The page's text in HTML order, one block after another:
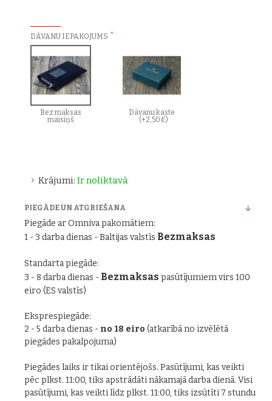
Krājumi: Ir noliktavā
DĀVANU IEPAKOJUMS
Bez maksas
maisiņš
Dāvanu kaste
(+2,50€)
PIEGĀDE UN ATGRIEŠANA
Piegāde ar Omniva pakomātiem:
1 - 3 darba dienas - Baltijas valstīs Bezmaksas
Standarta piegāde:
3 - 8 darba dienas - Bezmaksas pasūtījumiem virs 100
eiro (ES valstīs)
Eksprespiegāde:
2 - 5 darba dienas - no 18 eiro (atkarībā no izvēlētā
piegādes pakalpojuma)
Piegādes laiks ir tikai orientējošs. Pasūtījumi, kas veikti
pēc plkst. 11:00, tiks apstrādāti nākamajā darba dienā. Visi
pasūtījumi, kas veikti līdz plkst. 11:00, tiks izsūtīti 7 stundu